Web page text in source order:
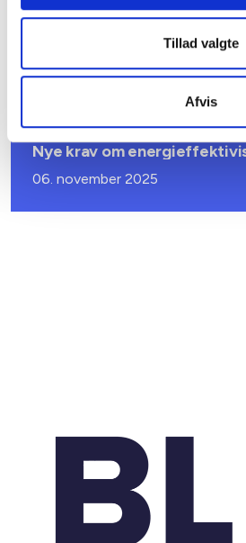
Tillad valgte
Afvis
Ansvar for nødforsyning i
08. juni 2026
BL INFORMERER
Nye krav om
06. november 2025